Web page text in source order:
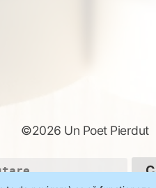
©2026 Un Poet Pierdut